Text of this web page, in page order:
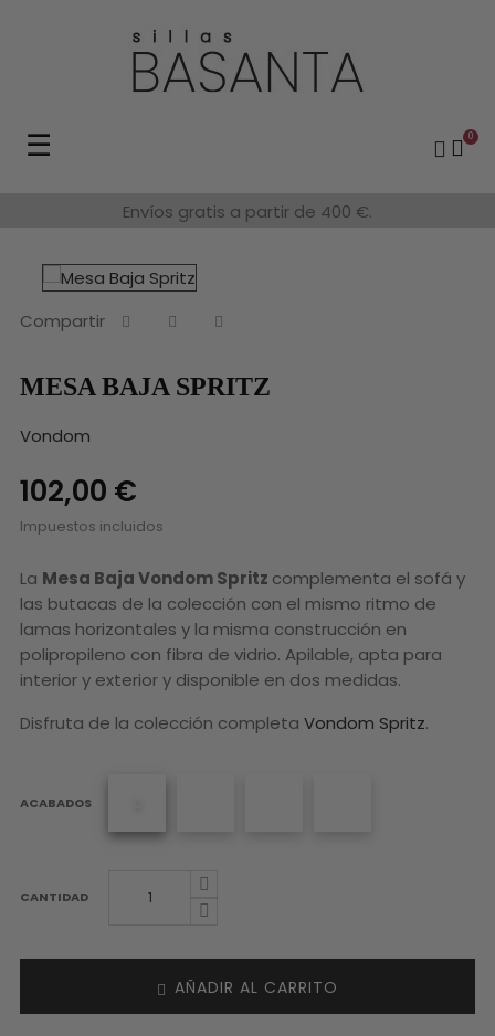
Navegación
☰ 0
Envíos gratis a partir de 400 €.
Compartir
MESA BAJA SPRITZ
Vondom
102,00 €
Impuestos incluidos
La Mesa BajaVondom Spritz complementa el sofá y
las butacas de la colección con el mismo ritmo de
lamas horizontales y la misma construcción en
polipropileno con fibra de vidrio. Apilable, apta para
interior y exterior y disponible en dos medidas.
Disfruta de la colección completa Vondom Spritz.
ACABADOS
CANTIDAD
AÑADIR AL CARRITO